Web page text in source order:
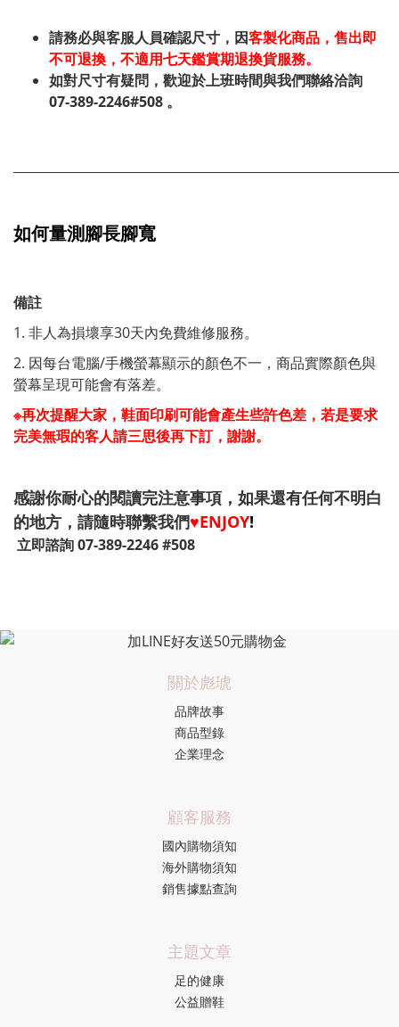
請務必與客服人員確認尺寸，因客製化商品，售出即
不可退換，不適用七天鑑賞期退換貨服務。
如對尺寸有疑問，歡迎於上班時間與我們聯絡洽詢
07-389-2246#508 。
如何量測腳長腳寬
備註
1. 非人為損壞享30天內免費維修服務。
2. 因每台電腦/手機螢幕顯示的顏色不一，商品實際顏色與
螢幕呈現可能會有落差。
※再次提醒大家，鞋面印刷可能會產生些許色差，若是要求
完美無瑕的客人請三思後再下訂，謝謝。
感謝你耐心的閱讀完注意事項，如果還有任何不明白
的地方，請隨時聯繫我們♥️ENJOY!
立即諮詢 07-389-2246 #508
關於彪琥
品牌故事
商品型錄
企業理念
顧客服務
國內購物須知
海外購物須知
銷售據點查詢
主題文章
足的健康
公益贈鞋